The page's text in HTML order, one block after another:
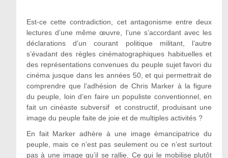
Est-ce cette contradiction, cet antagonisme entre deux
lectures d’une même œuvre, l’une s’accordant avec les
déclarations d’un courant politique militant, l’autre
s’évadant des règles cinématographiques habituelles et
des représentations convenues du peuple sujet favori du
cinéma jusque dans les années 50, et qui permettrait de
comprendre que l’adhésion de Chris Marker à la figure
du peuple, loin d’en faire un populiste conventionnel, en
fait un cinéaste subversif et constructif, produisant une
image du peuple faite de joie et de multiples activités ?
En fait Marker adhère à une image émancipatrice du
peuple, mais ce n’est pas seulement ou ce n’est surtout
pas à une image qu’il se rallie. Ce qui le mobilise plutôt